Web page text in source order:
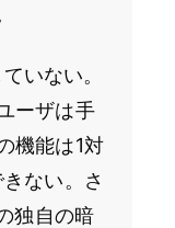
いない。
ーザは手
機能は1対
ない。さ
独自の暗